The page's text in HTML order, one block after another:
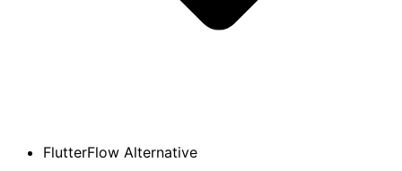
FlutterFlow Alternative